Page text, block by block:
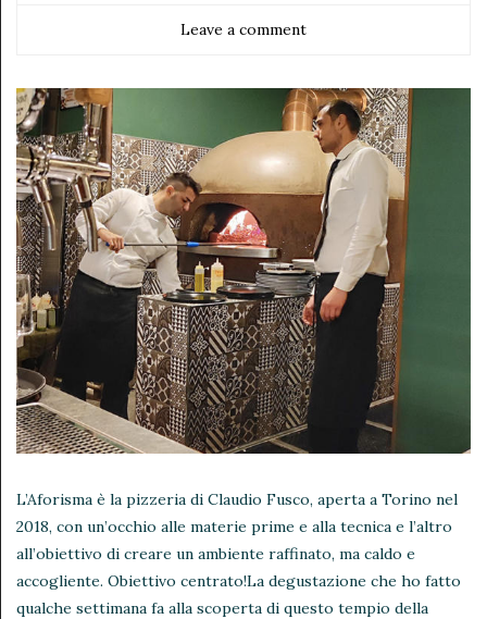
Leave a comment
L’Aforisma è la pizzeria di Claudio Fusco, aperta a Torino nel
2018, con un’occhio alle materie prime e alla tecnica e l’altro
all’obiettivo di creare un ambiente raffinato, ma caldo e
accogliente. Obiettivo centrato!La degustazione che ho fatto
qualche settimana fa alla scoperta di questo tempio della